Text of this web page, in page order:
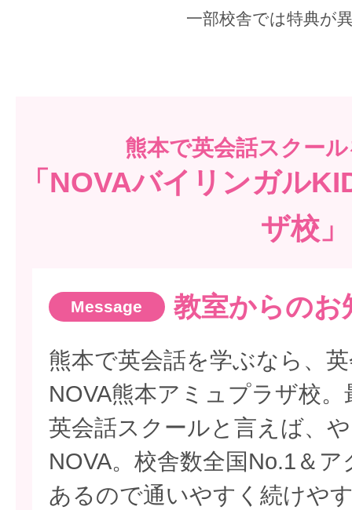
一部校舎では特典が
熊本で英会話スクー
「NOVAバイリンガル
ザ校」
教室からのお
熊本で英会話を学ぶなら、
NOVA熊本アミュプラザ校。
英会話スクールと言えば、
NOVA。校舎数全国No.1＆
あるので通いやすく続けや